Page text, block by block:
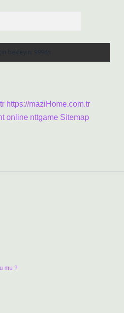
https://maziHome.com.tr
online nttgame Sitemap
mu ?